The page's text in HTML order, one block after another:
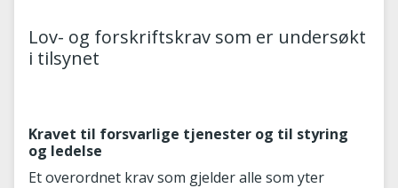
Lov- og forskriftskrav som er undersøkt
i tilsynet
Kravet til forsvarlige tjenester og til styring
og ledelse
Et overordnet krav som gjelder alle som yter